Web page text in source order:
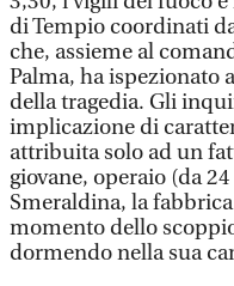
di Tempio coordinati
che, assieme al
Palma, ha ispezionato
della tragedia. Gli
implicazione di
attribuita solo ad un
giovane, operaio (da
Smeraldina, la
momento dello
dormendo nella sua